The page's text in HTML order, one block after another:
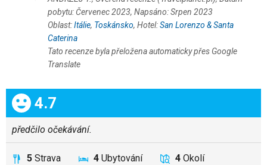
pobytu: Červenec 2023, Napsáno: Srpen 2023
Oblast:Itálie, Toskánsko, Hotel:San Lorenzo & Santa
Caterina
Tato recenze byla přeložena automaticky přes Google
Translate
Celkem:
4.7
předčilo očekávání.
5 Strava 4 Ubytování 4 Okolí